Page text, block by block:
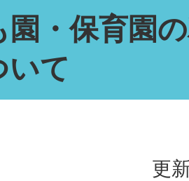
園・保育園
いて
更